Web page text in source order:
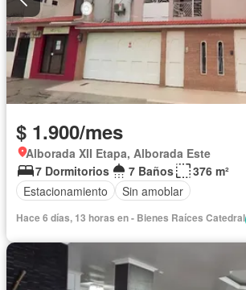
$ 1.900/mes
Alborada XII Etapa, Alborada Este
7 Dormitorios
7 Baños
376 m²
Estacionamiento
Sin amoblar
Hace 6 días, 13 horas en - Bienes Raíces Catedral